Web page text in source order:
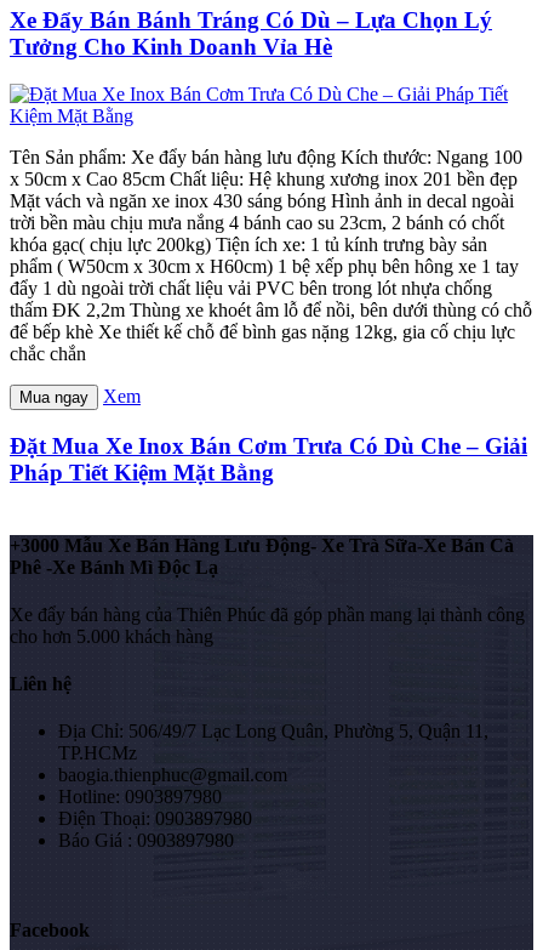
Xe Đẩy Bán Bánh Tráng Có Dù – Lựa Chọn Lý
Tưởng Cho Kinh Doanh Vỉa Hè
Tên Sản phẩm: Xe đẩy bán hàng lưu động Kích thước: Ngang 100
x 50cm x Cao 85cm Chất liệu: Hệ khung xương inox 201 bền đẹp
Mặt vách và ngăn xe inox 430 sáng bóng Hình ảnh in decal ngoài
trời bền màu chịu mưa nắng 4 bánh cao su 23cm, 2 bánh có chốt
khóa gạc( chịu lực 200kg) Tiện ích xe: 1 tủ kính trưng bày sản
phẩm ( W50cm x 30cm x H60cm) 1 bệ xếp phụ bên hông xe 1 tay
đẩy 1 dù ngoài trời chất liệu vải PVC bên trong lót nhựa chống
thấm ĐK 2,2m Thùng xe khoét âm lỗ để nồi, bên dưới thùng có chỗ
để bếp khè Xe thiết kế chỗ để bình gas nặng 12kg, gia cố chịu lực
chắc chắn
Mua ngay Xem
Đặt Mua Xe Inox Bán Cơm Trưa Có Dù Che – Giải
Pháp Tiết Kiệm Mặt Bằng
+3000 Mẫu Xe Bán Hàng Lưu Động- Xe Trà Sữa-Xe Bán Cà
Phê -Xe Bánh Mì Độc Lạ
Xe đẩy bán hàng của Thiên Phúc đã góp phần mang lại thành công
cho hơn 5.000 khách hàng
Liên hệ
Địa Chỉ: 506/49/7 Lạc Long Quân, Phường 5, Quận 11,
TP.HCMz
baogia.thienphuc@gmail.com
Hotline: 0903897980
Điện Thoại: 0903897980
Báo Giá : 0903897980
Facebook